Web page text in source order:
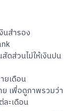
นสำรอง
ดส่วนไม่ให้เงินปน
ยเดือน
เพื่อดูภาพรวมว่า
ละเดือน